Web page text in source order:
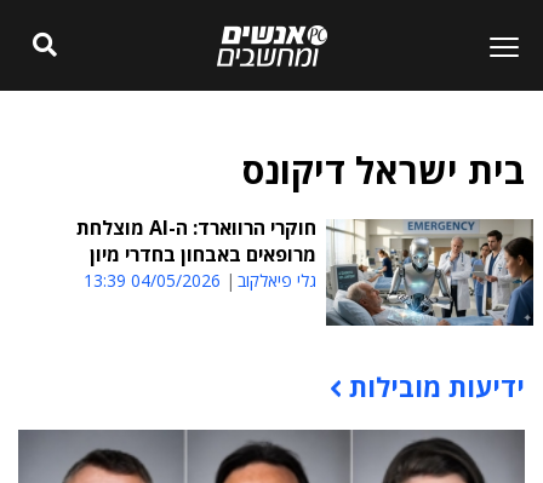
בית ישראל דיקונס
חוקרי הרווארד: ה-AI מוצלחת
מרופאים באבחון בחדרי מיון
גלי פיאלקוב 04/05/2026 13:39
תוכן פרסומי
ידיעות מובילות